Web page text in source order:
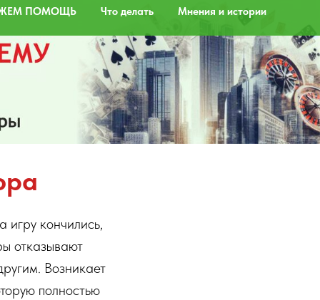
ПОМОЩЬ Что делать
Мнения и истории
игру кончились,
отказывают
Возникает
полностью